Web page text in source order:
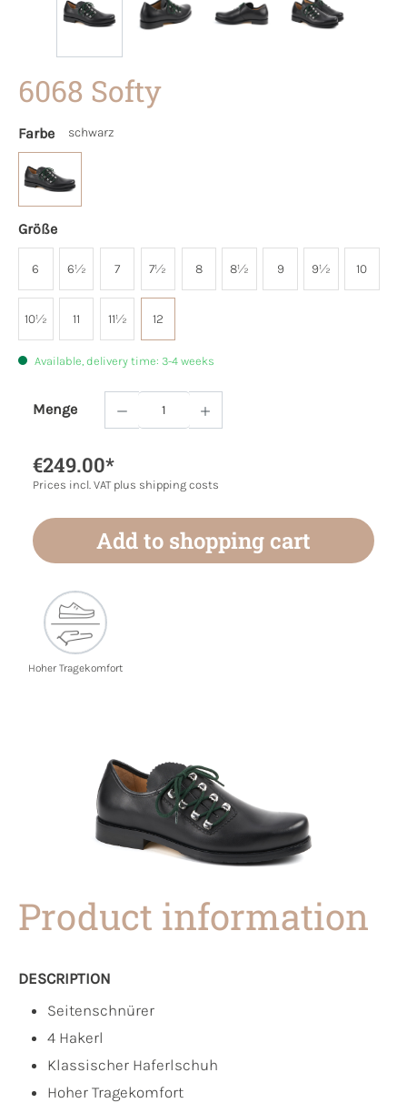
6068 Softy
Farbe schwarz
Größe
6 6½ 7 7½ 8 8½ 9 9½ 10
10½ 11 11½ 12
Available, delivery time: 3-4 weeks
Menge
Product Quantity: Enter the desired
€249.00*
Prices incl. VAT plus shipping costs
Add to shopping cart
Hoher Tragekomfort
Product information
DESCRIPTION
Seitenschnürer
4 Hakerl
Klassischer Haferlschuh
Hoher Tragekomfort